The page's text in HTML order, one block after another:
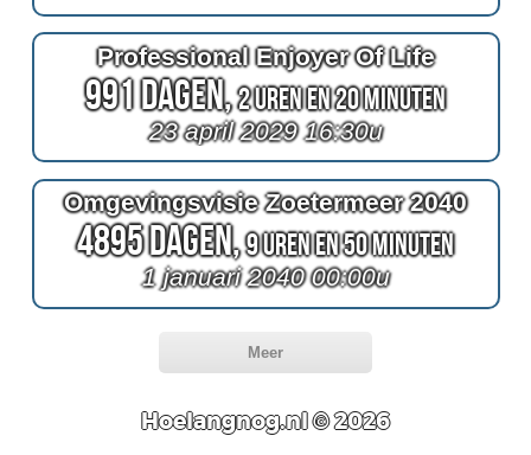
Professional Enjoyer Of Life
991 Dagen,2 Uren en 20 Minuten
23 april 2029 16:30u
Omgevingsvisie Zoetermeer 2040
4895 Dagen,9 Uren en 50 Minuten
1 januari 2040 00:00u
Meer
Hoelangnog.nl © 2026